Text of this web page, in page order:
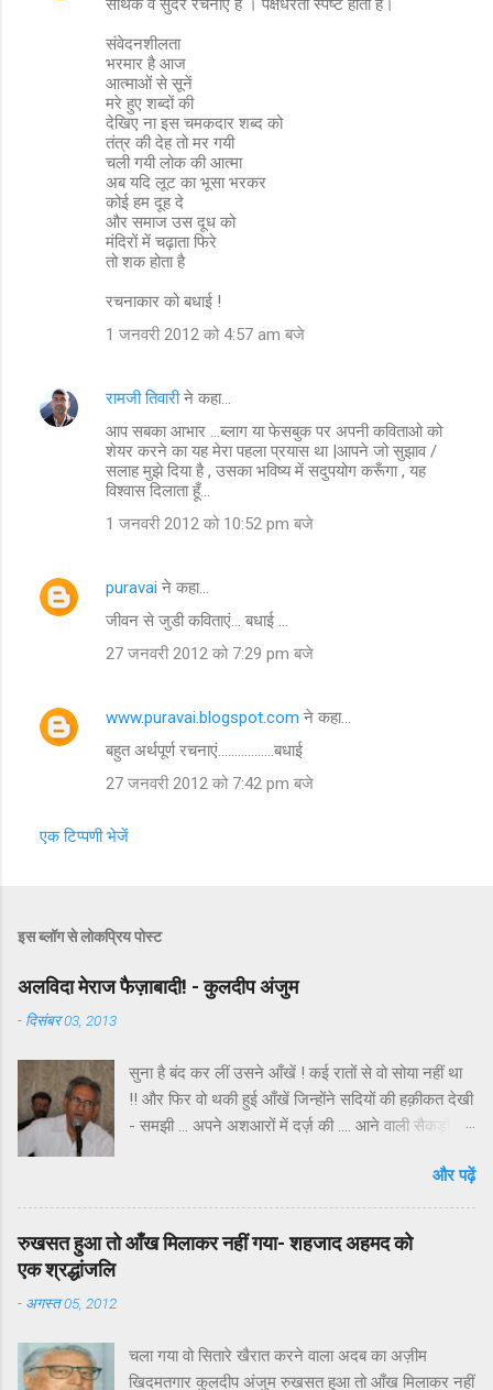
संवेदनशीलता
भरमार है आज
आत्माओं से सूनें
मरे हुए शब्दों की
देखिए ना इस चमकदार शब्द को
तंत्र की देह तो मर गयी
चली गयी लोक की आत्मा
अब यदि लूट का भूसा भरकर
कोई हम दूह दे
और समाज उस दूध को
मंदिरों में चढ़ाता फिरे
तो शक होता है
रचनाकार को बधाई !
1 जनवरी 2012 को 4:57 am बजे
रामजी तिवारीने कहा…
आप सबका आभार ...ब्लाग या फेसबुक पर अपनी कविताओ को
शेयर करने का यह मेरा पहला प्रयास था |आपने जो सुझाव /
सलाह मुझे दिया है , उसका भविष्य में सदुपयोग करूँगा , यह
विश्वास दिलाता हूँ...
1 जनवरी 2012 को 10:52 pm बजे
puravai ने कहा…
जीवन से जुडी कविताएं... बधाई ...
27 जनवरी 2012 को 7:29 pm बजे
www.puravai.blogspot.com ने कहा…
बहुत अर्थपूर्ण रचनाएं.................बधाई
27 जनवरी 2012 को 7:42 pm बजे
एक टिप्पणी भेजें
इस ब्लॉग से लोकप्रिय पोस्ट
अलविदा मेराज फैज़ाबादी! - कुलदीप अंजुम
- दिसंबर 03, 2013
सुना है बंद कर लीं उसने आँखें ! कई रातों से वो सोया नहीं था
!! और फिर वो थकी हुई आँखें जिन्होंने सदियों की हक़ीकत देखी
- समझी … अपने अशआरों में दर्ज़ की …. आने वाली सैकड़ों
सवेरे हमेशा हमेशा के लिए बंद हों गयीं ! हर दिल अज़ीज और
बेहद मोअतबर शायर मेराज उल हक़ उर्फ़ मेराज फ़ैज़ाबादी इस
दौर के उन गिने चुने शायरों में हैं जिन्होंने तेज़ी से बदलते वक़्त
और मुशायरों के गिरते स्तर के बीच शायरी का न सिर्फ मेयार
बच्चे ने इस दुनिया में कदम रखा , नाम रखा गया मेराजुल हक
और पढ़ें
रुखसत हुआ तो आँख मिलाकर नहीं गया- शहजाद अहमद को
एक श्रद्धांजलि
- अगस्त 05, 2012
चला गया वो सितारे खैरात करने वाला अदब का अज़ीम
खिदमतगार कुलदीप अंजुम रुखसत हुआ तो आँख मिलाकर नहीं